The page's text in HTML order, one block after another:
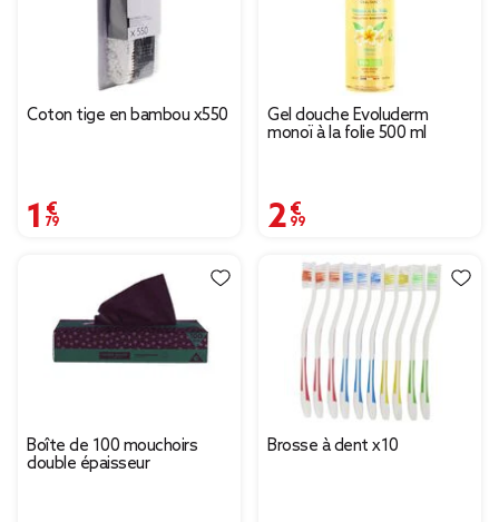
Coton tige en bambou x550
1,79 €
Gel douche Evoluderm
monoï à la folie 500 ml
2,99 €
Boîte de 100 mouchoirs
double épaisseur
Brosse à dent x10